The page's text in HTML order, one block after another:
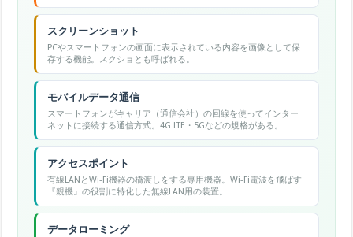
スクリーンショット
PCやスマートフォンの画面に表示されている内容を画像として保
存する機能。スクショとも呼ばれる。
モバイルデータ通信
スマートフォンがキャリア（通信会社）の回線を使ってインター
ネットに接続する通信方式。4G LTE・5Gなどの規格がある。
アクセスポイント
有線LANとWi-Fi機器の橋渡しをする専用機器。Wi-Fi電波を飛ばす
『親機』の役割に特化した無線LAN用の装置。
データローミング